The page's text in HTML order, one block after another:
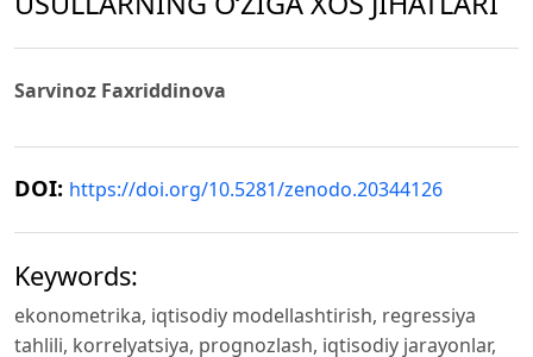
Sarvinoz Faxriddinova
DOI: https://doi.org/10.5281/zenodo.20344126
Keywords:
ekonometrika, iqtisodiy modellashtirish, regressiya
tahlili, korrelyatsiya, prognozlash, iqtisodiy jarayonlar,